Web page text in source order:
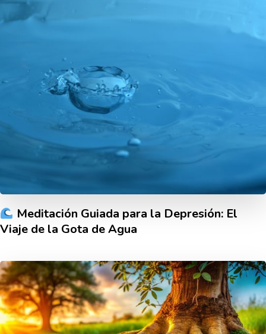
Meditación Guiada para la Depresión: El
Viaje de la Gota de Agua